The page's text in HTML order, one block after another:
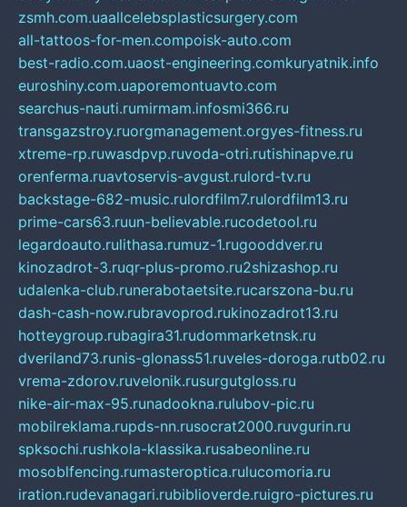
zsmh.com.uaallcelebsplasticsurgery.com
all-tattoos-for-men.compoisk-auto.com
best-radio.com.uaost-engineering.comkuryatnik.info
euroshiny.com.uaporemontuavto.com
searchus-nauti.rumirmam.infosmi366.ru
transgazstroy.ruorgmanagement.orgyes-fitness.ru
xtreme-rp.ruwasdpvp.ruvoda-otri.rutishinapve.ru
orenferma.ruavtoservis-avgust.rulord-tv.ru
backstage-682-music.rulordfilm7.rulordfilm13.ru
prime-cars63.ruun-believable.rucodetool.ru
legardoauto.rulithasa.rumuz-1.rugooddver.ru
kinozadrot-3.ruqr-plus-promo.ru2shizashop.ru
udalenka-club.runerabotaetsite.rucarszona-bu.ru
dash-cash-now.rubravoprod.rukinozadrot13.ru
hotteygroup.rubagira31.rudommarketnsk.ru
dveriland73.runis-glonass51.ruveles-doroga.rutb02.ru
vrema-zdorov.ruvelonik.rusurgutgloss.ru
nike-air-max-95.runadookna.rulubov-pic.ru
mobilreklama.rupds-nn.rusocrat2000.ruvgurin.ru
spksochi.rushkola-klassika.rusabeonline.ru
mosoblfencing.rumasteroptica.rulucomoria.ru
iration.rudevanagari.rubiblioverde.ruigro-pictures.ru